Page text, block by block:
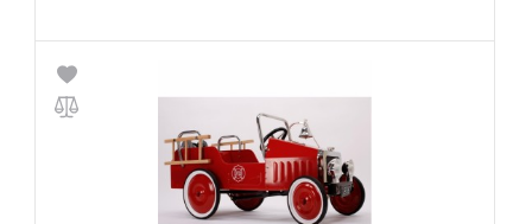
Гарантия:NO